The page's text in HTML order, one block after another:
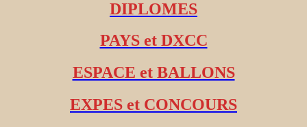
DIPLOMES
PAYS et DXCC
ESPACE et BALLONS
EXPES et CONCOURS